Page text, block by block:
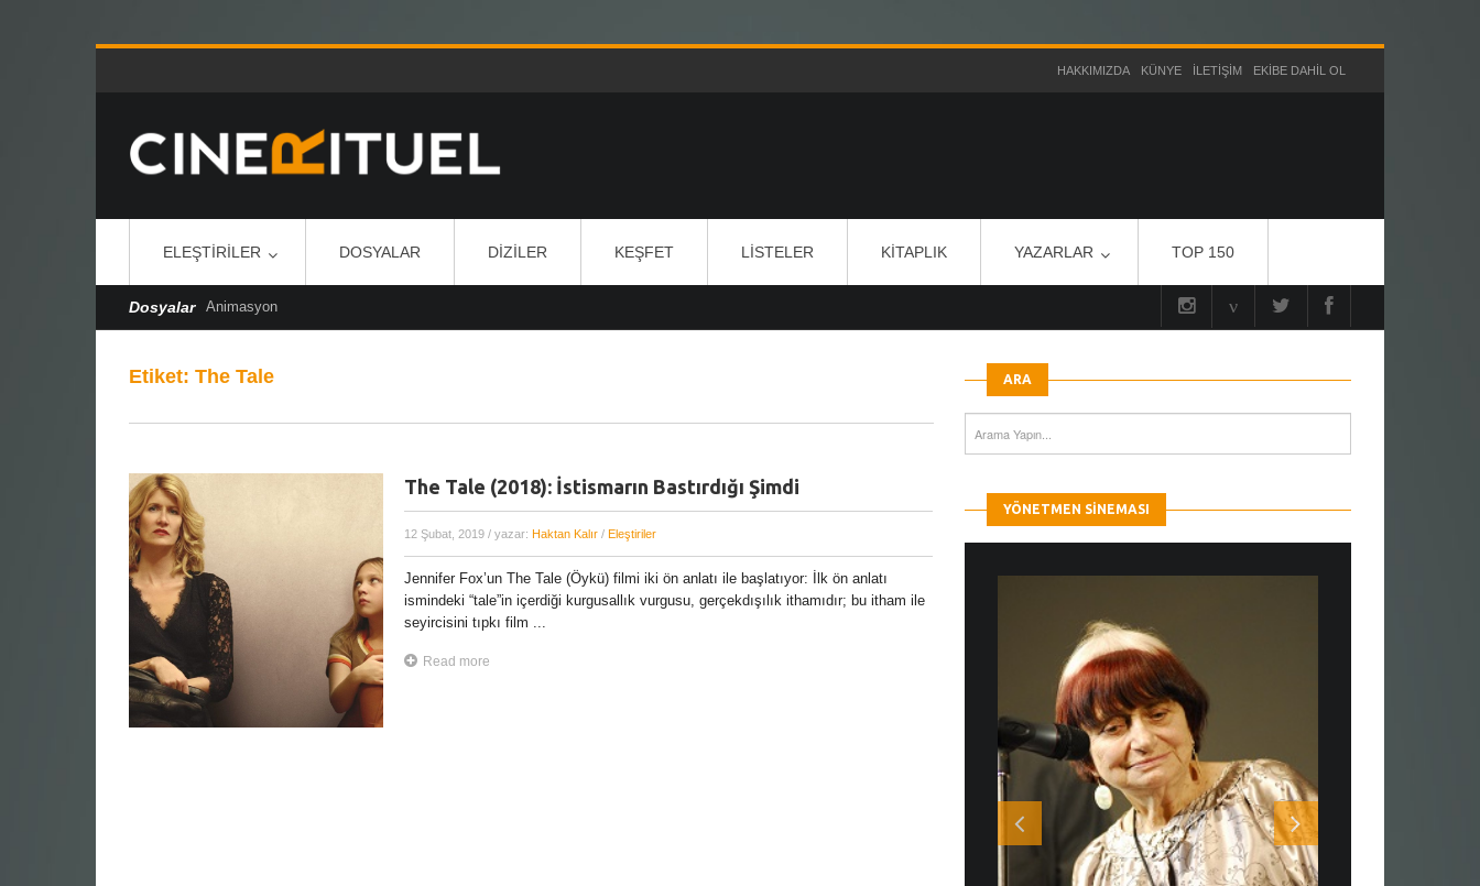
HAKKIMIZDA KÜNYE İLETIŞIM EKIBE DAHIL OL
ELEŞTIRILER DOSYALAR DIZILER KEŞFET LISTELER KITAPLIK YAZARLAR TOP 150
Dosyalar Animasyon
Etiket: The Tale
The Tale (2018): İstismarın Bastırdığı Şimdi
12 Şubat, 2019 / yazar: Haktan Kalır/ Eleştiriler
Jennifer Fox’un The Tale (Öykü) filmi iki ön anlatı ile başlatıyor: İlk ön anlatı
ismindeki “tale”in içerdiği kurgusallık vurgusu, gerçekdışılık ithamıdır; bu itham ile
seyircisini tıpkı film ...
Read more
ARA
YÖNETMEN SINEMASI